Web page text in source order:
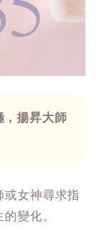
，揚昇大師
或女神尋求指
變化。